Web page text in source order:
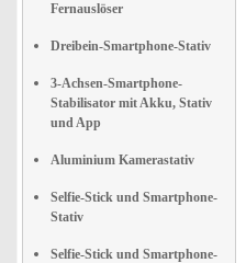
Fernauslöser
Dreibein-Smartphone-Stativ
3-Achsen-Smartphone-
Stabilisator mit Akku, Stativ
und App
Aluminium Kamerastativ
Selfie-Stick und Smartphone-
Stativ
Selfie-Stick und Smartphone-